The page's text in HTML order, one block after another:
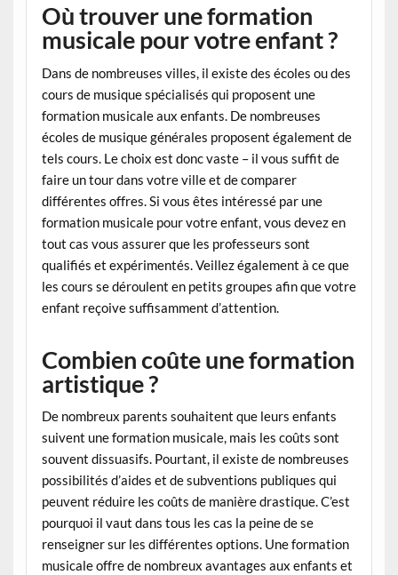
Où trouver une formation
musicale pour votre enfant ?
Dans de nombreuses villes, il existe des écoles ou des
cours de musique spécialisés qui proposent une
formation musicale aux enfants. De nombreuses
écoles de musique générales proposent également de
tels cours. Le choix est donc vaste – il vous suffit de
faire un tour dans votre ville et de comparer
différentes offres. Si vous êtes intéressé par une
formation musicale pour votre enfant, vous devez en
tout cas vous assurer que les professeurs sont
qualifiés et expérimentés. Veillez également à ce que
les cours se déroulent en petits groupes afin que votre
enfant reçoive suffisamment d’attention.
Combien coûte une formation
artistique ?
De nombreux parents souhaitent que leurs enfants
suivent une formation musicale, mais les coûts sont
souvent dissuasifs. Pourtant, il existe de nombreuses
possibilités d’aides et de subventions publiques qui
peuvent réduire les coûts de manière drastique. C’est
pourquoi il vaut dans tous les cas la peine de se
renseigner sur les différentes options. Une formation
musicale offre de nombreux avantages aux enfants et